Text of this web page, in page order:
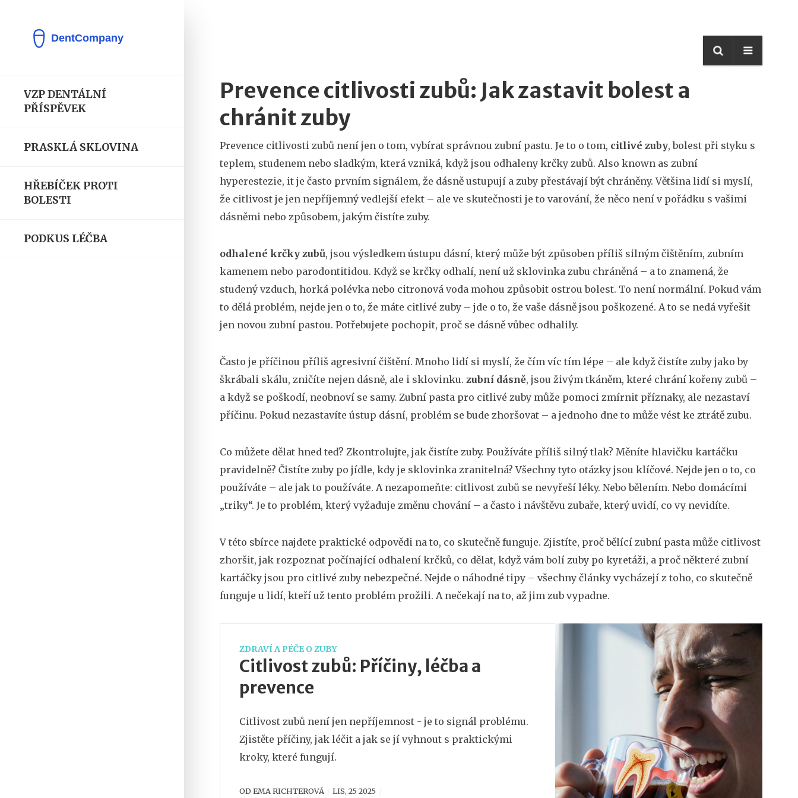
VZP DENTÁLNÍ
PŘÍSPĚVEK
PRASKLÁ SKLOVINA
HŘEBÍČEK PROTI
BOLESTI
PODKUS LÉČBA
Prevence citlivosti zubů: Jak zastavit bolest a
chránit zuby
Prevence citlivosti zubů není jen o tom, vybírat správnou zubní pastu. Je to o tom, citlivé zuby,bolest při styku s
teplem, studenem nebo sladkým, která vzniká, když jsou odhaleny krčky zubů. Also known as zubní
hyperestezie, it je často prvním signálem, že dásně ustupují a zuby přestávají být chráněny. Většina lidí si myslí,
že citlivost je jen nepříjemný vedlejší efekt – ale ve skutečnosti je to varování, že něco není v pořádku s vašimi
dásněmi nebo způsobem, jakým čistíte zuby.
odhalené krčky zubů, jsou výsledkem ústupu dásní, který může být způsoben příliš silným čištěním, zubním
kamenem nebo parodontitidou. Když se krčky odhalí, není už sklovinka zubu chráněná – a to znamená, že
studený vzduch, horká polévka nebo citronová voda mohou způsobit ostrou bolest. To není normální. Pokud vám
to dělá problém, nejde jen o to, že máte citlivé zuby – jde o to, že vaše dásně jsou poškozené. A to se nedá vyřešit
jen novou zubní pastou. Potřebujete pochopit, proč se dásně vůbec odhalily.
Často je příčinou příliš agresivní čištění. Mnoho lidí si myslí, že čím víc tím lépe – ale když čistíte zuby jako by
škrábali skálu, zničíte nejen dásně, ale i sklovinku. zubní dásně, jsou živým tkáněm, které chrání kořeny zubů –
a když se poškodí, neobnoví se samy. Zubní pasta pro citlivé zuby může pomoci zmírnit příznaky, ale nezastaví
příčinu. Pokud nezastavíte ústup dásní, problém se bude zhoršovat – a jednoho dne to může vést ke ztrátě zubu.
Co můžete dělat hned teď? Zkontrolujte, jak čistíte zuby. Používáte příliš silný tlak? Měníte hlavičku kartáčku
pravidelně? Čistíte zuby po jídle, kdy je sklovinka zranitelná? Všechny tyto otázky jsou klíčové. Nejde jen o to, co
používáte – ale jak to používáte. A nezapomeňte: citlivost zubů se nevyřeší léky. Nebo bělením. Nebo domácími
„triky“. Je to problém, který vyžaduje změnu chování – a často i návštěvu zubaře, který uvidí, co vy nevidíte.
V této sbírce najdete praktické odpovědi na to, co skutečně funguje. Zjistíte, proč bělící zubní pasta může citlivost
zhoršit, jak rozpoznat počínající odhalení krčků, co dělat, když vám bolí zuby po kyretáži, a proč některé zubní
kartáčky jsou pro citlivé zuby nebezpečné. Nejde o náhodné tipy – všechny články vycházejí z toho, co skutečně
funguje u lidí, kteří už tento problém prožili. A nečekají na to, až jim zub vypadne.
ZDRAVÍ A PÉČE O ZUBY
Citlivost zubů: Příčiny, léčba a
prevence
Citlivost zubů není jen nepříjemnost - je to signál problému.
Zjistěte příčiny, jak léčit a jak se jí vyhnout s praktickými
kroky, které fungují.
OD EMA RICHTEROVÁ LIS, 25 2025